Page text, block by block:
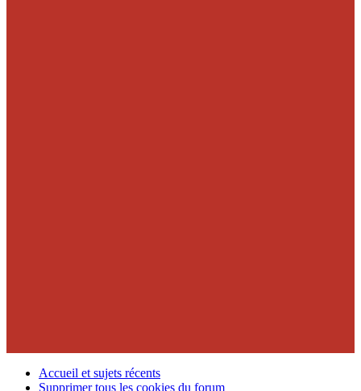
Accueil et sujets récents
Supprimer tous les cookies du forum